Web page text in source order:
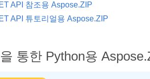
API 참조용 Aspose.ZIP
API 튜토리얼용 Aspose.ZIP
통한 Python용